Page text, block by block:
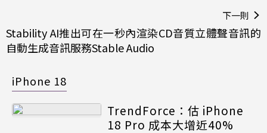
下一則
Stability AI推出可在一秒內渲染CD音質立體聲音訊的
自動生成音訊服務Stable Audio
iPhone 18
TrendForce：估 iPhone
18 Pro 成本大增近40%